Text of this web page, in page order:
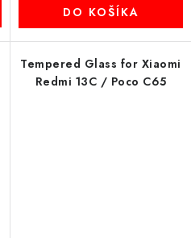
DO KOŠÍKA
Tempered Glass for Xiaomi
Redmi 13C / Poco C65